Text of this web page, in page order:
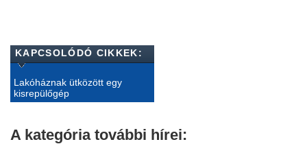
KAPCSOLÓDÓ CIKKEK:
Lakóháznak ütközött egy
kisrepülőgép
A kategória további hírei: